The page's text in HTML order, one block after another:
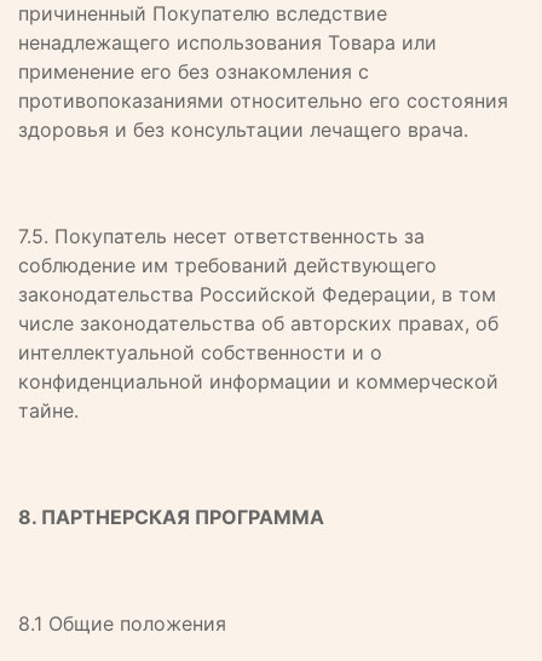
причиненный Покупателю вследствие
ненадлежащего использования Товара или
применение его без ознакомления с
противопоказаниями относительно его состояния
здоровья и без консультации лечащего врача.
7.5. Покупатель несет ответственность за
соблюдение им требований действующего
законодательства Российской Федерации, в том
числе законодательства об авторских правах, об
интеллектуальной собственности и о
конфиденциальной информации и коммерческой
тайне.
8. ПАРТНЕРСКАЯ ПРОГРАММА
8.1 Общие положения